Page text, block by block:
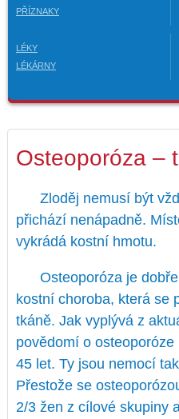
PŘÍZNAKY
LÉKY
LÉKÁRNY
Osteoporóza –
Zloděj nemusí být
přichází nenápadně.
vykrádá kostní hmotu.
Osteoporóza je
kostní choroba, která se
tkáně. Jak vyplývá z
povědomí o
45 let. Ty jsou nemocí
Přestože se
2/3 žen z cílové skupiny